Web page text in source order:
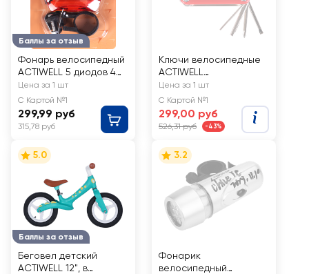
Баллы за отзыв
Фонарь велосипедный
ACTIWELL 5 диодов 4
режима, Арт. GV8816-
23
Цена за 1 шт
С Картой №1
299,99 руб
315,78 руб
Ключи велосипедные
ACTIWELL
многофункциональные
, Арт. GV8816-29, 8шт
Цена за 1 шт
С Картой №1
299,00 руб
526,31 руб -43%
Баллы за отзыв
5.0
Беговел детский
ACTIWELL 12", в
3.2
Фонарик
велосипедный